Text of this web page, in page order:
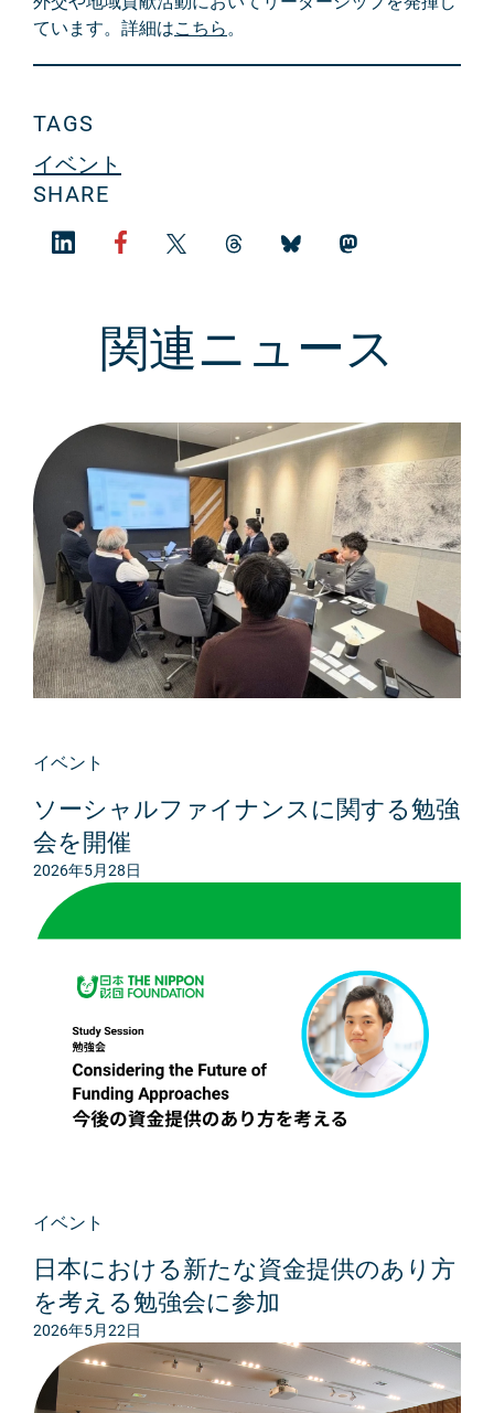
ています。詳細はこちら。
TAGS
イベント
SHARE
関連ニュース
イベント
ソーシャルファイナンスに関する勉強
会を開催
2026年5月28日
イベント
日本における新たな資金提供のあり方
を考える勉強会に参加
2026年5月22日